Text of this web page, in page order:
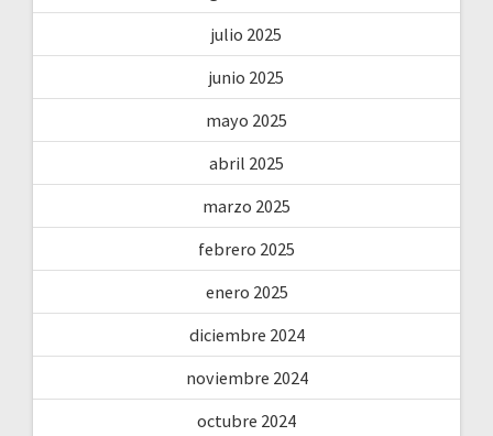
julio 2025
junio 2025
mayo 2025
abril 2025
marzo 2025
febrero 2025
enero 2025
diciembre 2024
noviembre 2024
octubre 2024